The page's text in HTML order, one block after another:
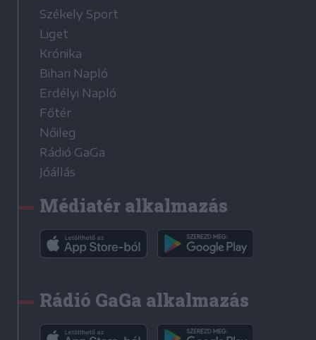
Székely Sport
Liget
Krónika
Bihari Napló
Erdélyi Napló
Főtér
Nőileg
Rádió GaGa
Jóállás
Médiatér alkalmazás
Rádió GaGa alkalmazás